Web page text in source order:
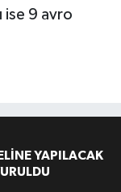
ise 9 avro
YAPILACAK